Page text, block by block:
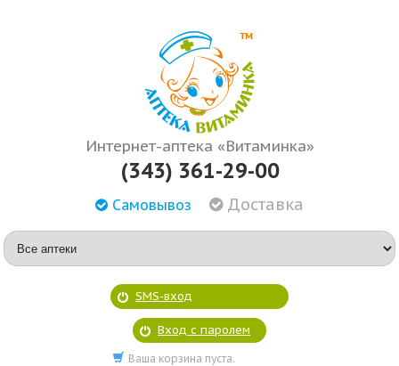
Интернет-аптека «Витаминка»
(343) 361-29-00
Самовывоз Доставка
SMS-вход
Вход с паролем
Ваша корзина пуста.